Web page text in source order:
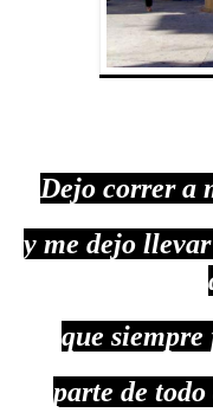
Dejo correr a
y me dejo
que
parte de todo